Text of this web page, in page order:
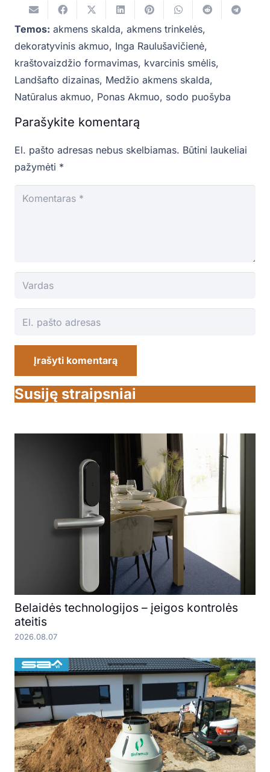
Temos: akmens skalda, akmens trinkelės,
dekoratyvinis akmuo, Inga Raulušavičienė,
kraštovaizdžio formavimas, kvarcinis smėlis,
Landšafto dizainas, Medžio akmens skalda,
Natūralus akmuo, Ponas Akmuo, sodo puošyba
Parašykite komentarą
El. pašto adresas nebus skelbiamas. Būtini laukeliai
pažymėti *
Įrašyti komentarą
Susiję straipsniai
Belaidės technologijos – įeigos kontrolės
ateitis
2026.08.07